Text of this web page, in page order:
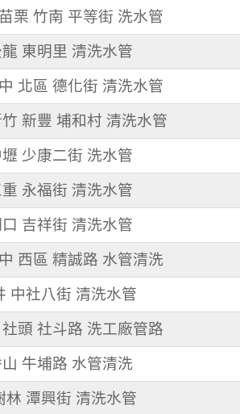
栗 竹南 平等街 洗水管
東明里 清洗水管
北區 德化街 清洗水管
新豐 埔和村 清洗水管
少康二街 洗水管
永福街 清洗水管
吉祥街 清洗水管
西區 精誠路 水管清洗
中社八街 清洗水管
頭 社斗路 洗工廠管路
牛埔路 水管清洗
林 潭興街 清洗水管